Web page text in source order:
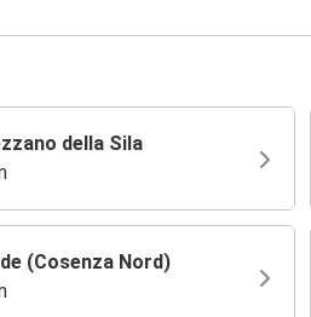
della Sila
(Cosenza Nord)